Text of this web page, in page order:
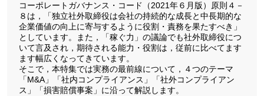
コーポレートガバナンス・コード（2021年６月版）原則４－
８は，「独立社外取締役は会社の持続的な成長と中長期的な
企業価値の向上に寄与するように役割・責務を果たすべき」
としています。また，「稼ぐ力」の議論でも社外取締役につ
いて言及され，期待される能力・役割は，従前に比べてます
ます幅広くなってきています。
そこで，本特集では実務の最前線について，４つのテーマ
「M&A」「社内コンプライアンス」「社外コンプライアン
ス」「損害賠償事案」に沿って解説します。